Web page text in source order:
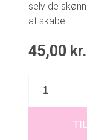
selv de
at skabe.
45,00 kr.